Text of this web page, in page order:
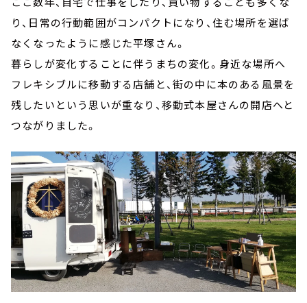
り、日常の行動範囲がコンパクトになり、住む場所を選ば
なくなったように感じた平塚さん。
暮らしが変化することに伴うまちの変化。身近な場所へ
フレキシブルに移動する店舗と、街の中に本のある風景を
残したいという思いが重なり、移動式本屋さんの開店へと
つながりました。